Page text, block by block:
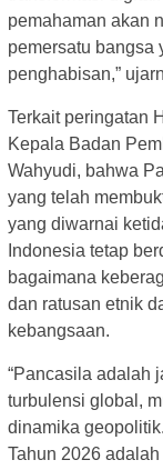
pemahaman akan
pemersatu bangsa
penghabisan,”
Terkait peringatan
Kepala Badan
Wahyudi, bahwa
yang telah
yang diwarnai
Indonesia tetap
bagaimana
dan ratusan etnik
kebangsaan.
“Pancasila adalah
turbulensi global,
dinamika
Tahun 2026